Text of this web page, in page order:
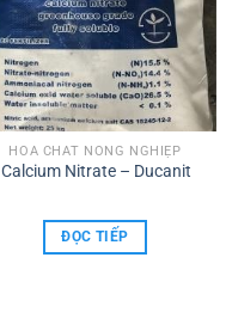
HÓA CHẤT NÔNG NGHIỆP
Calcium Nitrate – Ducanit
ĐỌC TIẾP